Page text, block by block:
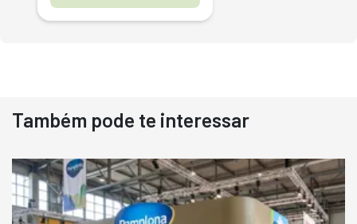
Destaque
Usado
Pá Carregadeira Cat 966
Ano 1987
Londrina
Também pode te interessar